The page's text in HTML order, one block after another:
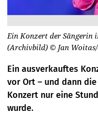
Ein Konzert der Sängerin
(Archivbild) © Jan
Ein ausverkauftes
vor Ort – und dann die
Konzert nur eine
wurde.